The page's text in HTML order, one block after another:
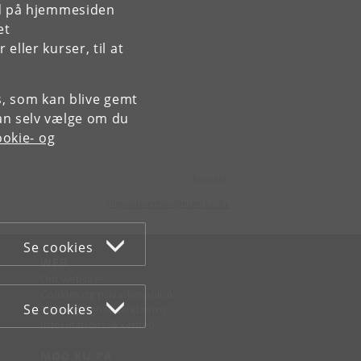
hjemmesiden
eller kurser, til at
som kan blive gemt
selv vælge om du
og
Se cookies
Se cookies
WEB
Tilgængelighedserklæring
Informationssikkerhed